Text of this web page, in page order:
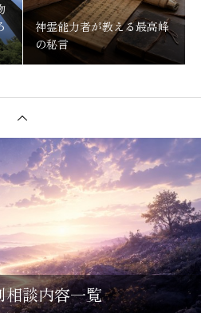
神霊能力者が教える最高峰
の秘言
相談内容一覧